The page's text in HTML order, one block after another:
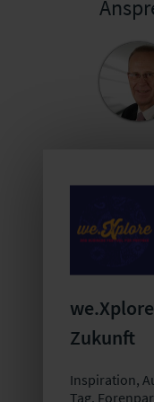
Zukunft
Inspiration,
Tag.